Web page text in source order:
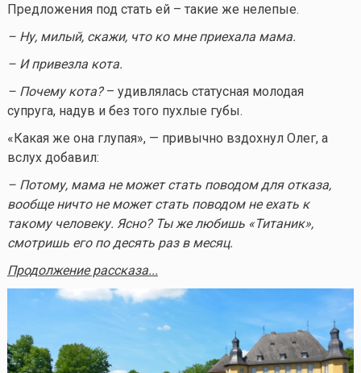
Предложения под стать ей – такие же нелепые.
– Ну, милый, скажи, что ко мне приехала мама.
– И привезла кота.
– Почему кота?– удивлялась статусная молодая
супруга, надув и без того пухлые губы.
«Какая же она глупая», — привычно вздохнул Олег, а
вслух добавил:
– Потому, мама не может стать поводом для отказа,
вообще ничто не может стать поводом не ехать к
такому человеку. Ясно? Ты же любишь «Титаник»,
смотришь его по десять раз в месяц.
Продолжение рассказа...